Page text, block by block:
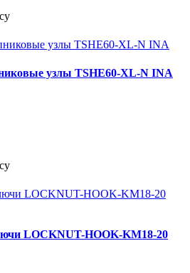
узлы TSHE60-XL-N INA
LOCKNUT-HOOK-KM18-20